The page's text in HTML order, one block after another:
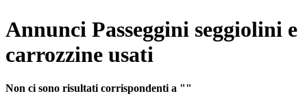
Annunci Passeggini seggiolini e
carrozzine usati
Non ci sono risultati corrispondenti a ""